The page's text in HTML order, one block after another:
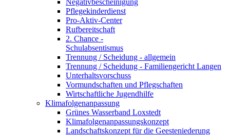
Negativbescheinigung
Pflegekinderdienst
Pro-Aktiv-Center
Rufbereitschaft
2. Chance -
Schulabsentismus
Trennung / Scheidung - allgemein
Trennung / Scheidung - Familiengericht Langen
Unterhaltsvorschuss
Vormundschaften und Pflegschaften
Wirtschaftliche Jugendhilfe
Klimafolgenanpassung
Grünes Wasserband Loxstedt
Klimafolgenanpassungskonzept
Landschaftskonzept für die Geesteniederung